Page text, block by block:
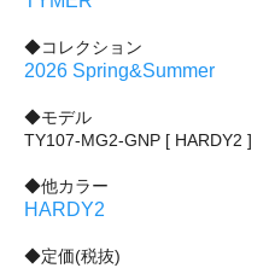
◆コレクション
2026 Spring&Summer
◆モデル
TY107-MG2-GNP [ HARDY2 ]
◆他カラー
HARDY2
◆定価(税抜)